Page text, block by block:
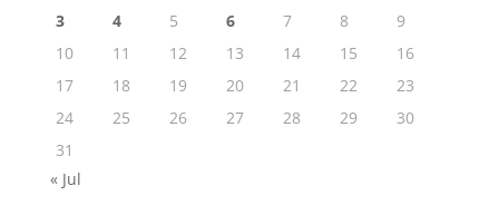
3
4 5 6 7 8
9
10
11 12 13 14 15
16
17
18 19 20 21 22
23
24
25 26 27 28 29
30
31
« Jul